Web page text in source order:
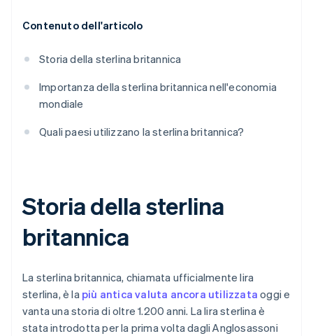
Contenuto dell'articolo
Storia della sterlina britannica
Importanza della sterlina britannica nell'economia
mondiale
Quali paesi utilizzano la sterlina britannica?
Storia della sterlina
britannica
La sterlina britannica, chiamata ufficialmente lira
sterlina, è la più antica valuta ancora utilizzata oggi e
vanta una storia di oltre 1.200 anni. La lira sterlina è
stata introdotta per la prima volta dagli Anglosassoni